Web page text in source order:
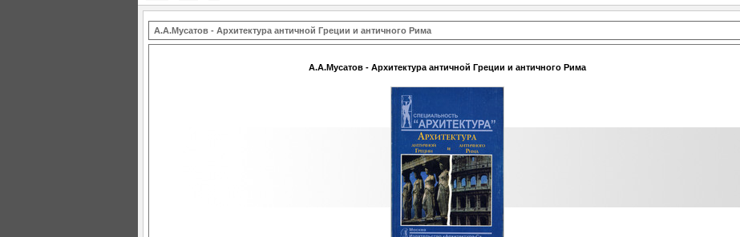
А.А.Мусатов - Архитектура античной Греции и античного Рима
А.А.Мусатов - Архитектура античной Греции и античного Рима